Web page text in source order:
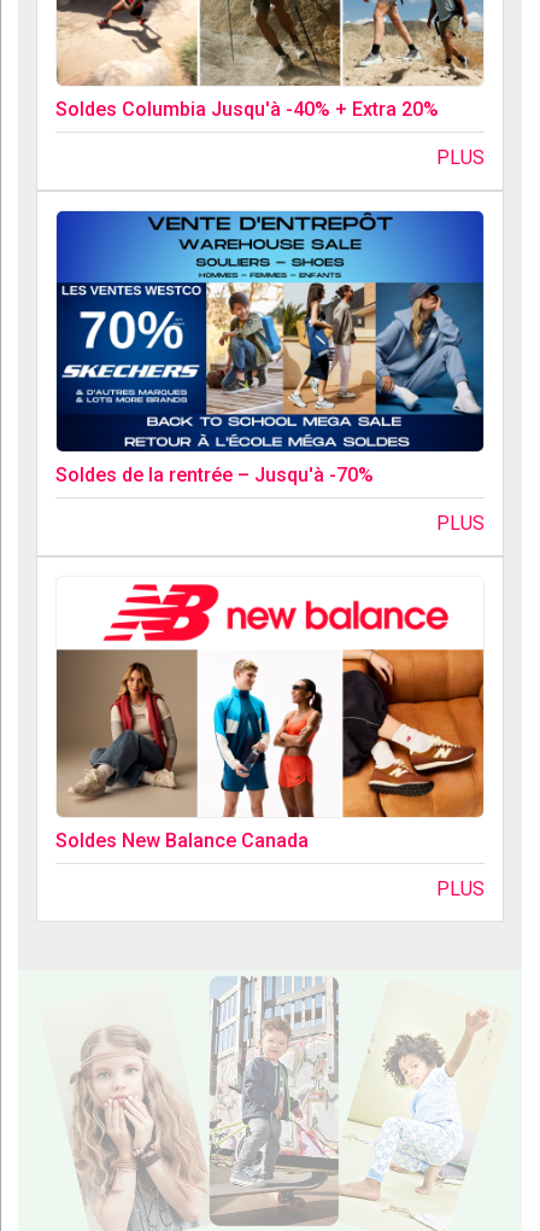
Soldes Columbia Jusqu'à -40% + Extra 20%
PLUS
Soldes de la rentrée – Jusqu'à -70%
PLUS
Soldes New Balance Canada
PLUS